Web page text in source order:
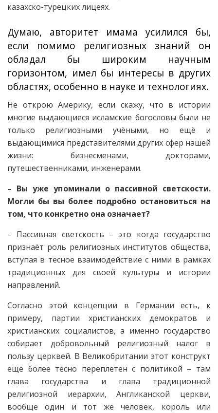
казахско-турецких лицеях.
Думаю, авторитет имама усилился бы,
если помимо религиозных знаний он
обладал бы широким научным
горизонтом, имел бы интересы в других
областях, особенно в науке и технологиях.
Не открою Америку, если скажу, что в истории
многие выдающиеся исламские богословы были не
только религиозными учёными, но ещё и
выдающимися представителями других сфер нашей
жизни: бизнесменами, докторами,
путешественниками, инженерами.
– Вы уже упоминали о пассивной светскости.
Могли бы вы более подробно остановиться на
том, что конкретно она означает?
– Пассивная светскость – это когда государство
признаёт роль религиозных институтов общества,
вступая в тесное взаимодействие с ними в рамках
традиционных для своей культуры и истории
направлений.
Согласно этой концепции в Германии есть, к
примеру, партии христианских демократов и
христианских социалистов, а именно государство
собирает добровольный религиозный налог в
пользу церквей. В Великобритании этот конструкт
ещё более тесно переплетён с политикой – там
глава государства и глава традиционной
религиозной иерархии, Англиканской церкви,
вообще один и тот же человек, король или